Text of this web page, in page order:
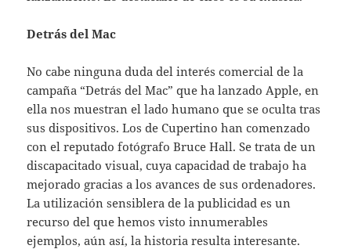
Detrás del Mac
No cabe ninguna duda del interés comercial de la
campaña “Detrás del Mac” que ha lanzado Apple, en
ella nos muestran el lado humano que se oculta tras
sus dispositivos. Los de Cupertino han comenzado
con el reputado fotógrafo Bruce Hall. Se trata de un
discapacitado visual, cuya capacidad de trabajo ha
mejorado gracias a los avances de sus ordenadores.
La utilización sensiblera de la publicidad es un
recurso del que hemos visto innumerables
ejemplos, aún así, la historia resulta interesante.